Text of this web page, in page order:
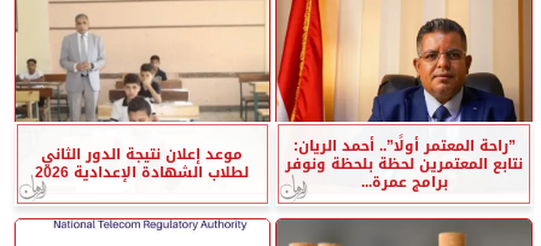
”راحة المعتمر أولًا”.. أحمد الريان:
نتابع المعتمرين لحظة بلحظة ونوفر
برامج عمرة...
موعد إعلان نتيجة الدور الثاني
لطلاب الشهادة الإعدادية 2026